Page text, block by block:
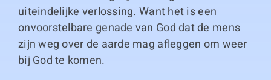
uiteindelijke verlossing. Want het is een
onvoorstelbare genade van God dat de mens
zijn weg over de aarde mag afleggen om weer
bij God te komen.